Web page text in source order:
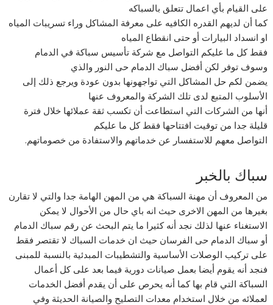
على القيام بأي اعمال تتعلق بالسباكه
كما أن لديهم القدره الكافيه على معرفة المشاكل وراء تسريبات المياه
او انسداد البيارات أو حتى انقطاع المياه
فقط كل ما عليكم التواصل مع شركة تأسيس سباكة في الدمام
وسوف توفر لكن أفضل سباك الدمام حى النور والذي
يضمن لكم حل المشاكل التي تواجهونها بدون عودة ويرجع ذلك إلى
الأسلوب المتبع لدى تلك الشركة والمعروف عنها
أنها من الشركات التي استطاعت أن تكسب ثقة عملائها خلال فترة
قليلة جدا من توقيت افتتاحها فقط كل ما عليكم
التواصل معهم للاستفسار عن خدماتهم والاستفادة من خصوماتهم.
سباك بالخبر
من المعروف أن مهنة السباكة هي من المهن الهامة جدا والتي لا تقارن
بغيرها من المهن الاخرى حيث انه باي حال من الأحوال لا يمكن
الاستغناء عنها لذلك نجد أنه كثيرا ما يتم البحث عن رقم سباك الدمام
أو سباك الدمام حى الفرسان حيث ان خدمات السباك لا تقتصر فقط
على تركيب الوصلات الأساسية والتشطيبات المبدئية بالنسبة للمبنى
فنجد أنه يقوم أيضا بعمل صيانات دورية فيما بعد على كل أعمال
السباكة التي قام بها كما أنه يحرص على أن يقدم أفضل الخدمات
لعملائه من خلال استخدام معدات التصليح والصيانة الحديثة وفي